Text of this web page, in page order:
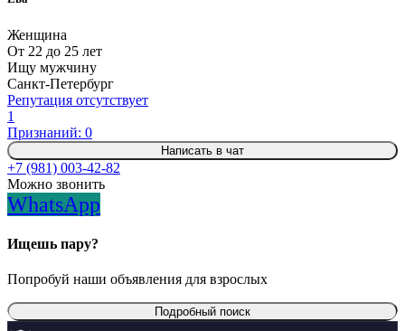
Женщина
От 22 до 25 лет
Ищу мужчину
Санкт-Петербург
Репутация отсутствует
1
Признаний: 0
Написать в чат
+7 (981) 003-42-82
Можно звонить
WhatsApp
Ищешь пару?
Попробуй наши объявления для взрослых
Подробный поиск